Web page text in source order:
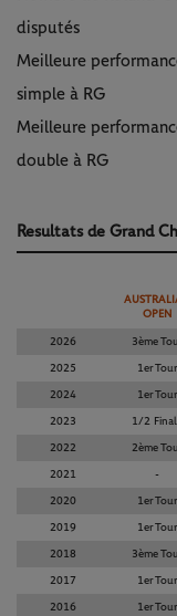
disputés
Meilleure
simple à RG
Meilleure
double à RG
Resultats de Grand
OPEN
2026 3ème
2025 1er Tour
2024 1er Tour
2023 1/2
2022 2ème
2021 -
2020 1er Tour
2019 1er Tour
2018 3ème
2017 1er Tour
2016 1er Tour